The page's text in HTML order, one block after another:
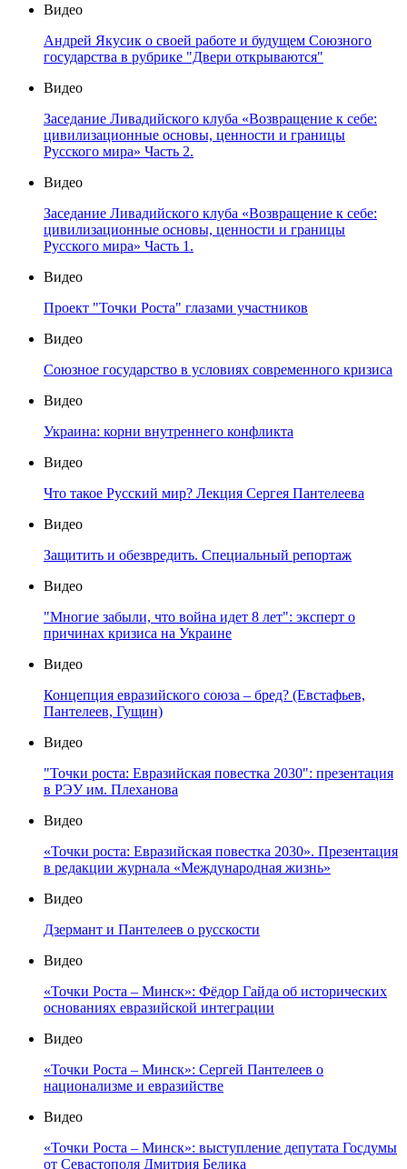
Видео
Андрей Якусик о своей работе и будущем Союзного
государства в рубрике "Двери открываются"
Видео
Заседание Ливадийского клуба «Возвращение к себе:
цивилизационные основы, ценности и границы
Русского мира» Часть 2.
Видео
Заседание Ливадийского клуба «Возвращение к себе:
цивилизационные основы, ценности и границы
Русского мира» Часть 1.
Видео
Проект "Точки Роста" глазами участников
Видео
Союзное государство в условиях современного кризиса
Видео
Украина: корни внутреннего конфликта
Видео
Что такое Русский мир? Лекция Сергея Пантелеева
Видео
Защитить и обезвредить. Специальный репортаж
Видео
"Многие забыли, что война идет 8 лет": эксперт о
причинах кризиса на Украине
Видео
Концепция евразийского союза – бред? (Евстафьев,
Пантелеев, Гущин)
Видео
"Точки роста: Евразийская повестка 2030": презентация
в РЭУ им. Плеханова
Видео
«Точки роста: Евразийская повестка 2030». Презентация
в редакции журнала «Международная жизнь»
Видео
Дзермант и Пантелеев о русскости
Видео
«Точки Роста – Минск»: Фёдор Гайда об исторических
основаниях евразийской интеграции
Видео
«Точки Роста – Минск»: Сергей Пантелеев о
национализме и евразийстве
Видео
«Точки Роста – Минск»: выступление депутата Госдумы
от Севастополя Дмитрия Белика